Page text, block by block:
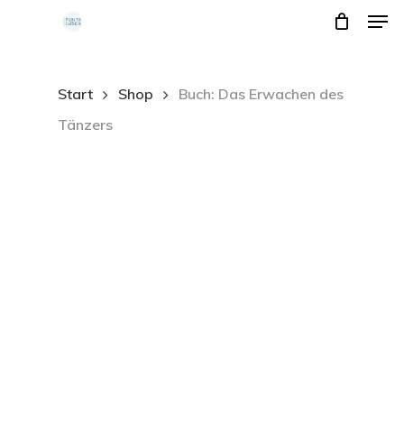
Start Shop
Buch: Das Erwachen des
Tänzers